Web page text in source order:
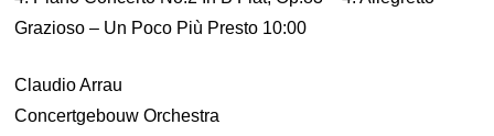
Grazioso – Un Poco Più Presto 10:00
Claudio Arrau
Concertgebouw Orchestra